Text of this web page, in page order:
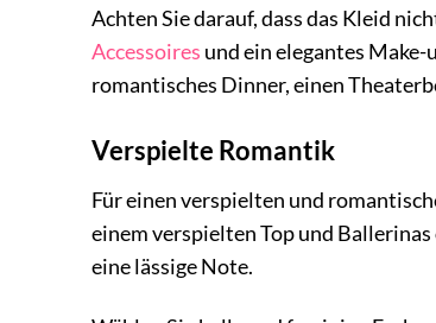
Achten Sie darauf, dass das Kleid
Accessoires und ein elegantes
romantisches Dinner, einen
Verspielte Romantik
Für einen verspielten und
einem verspielten Top und
eine lässige Note.